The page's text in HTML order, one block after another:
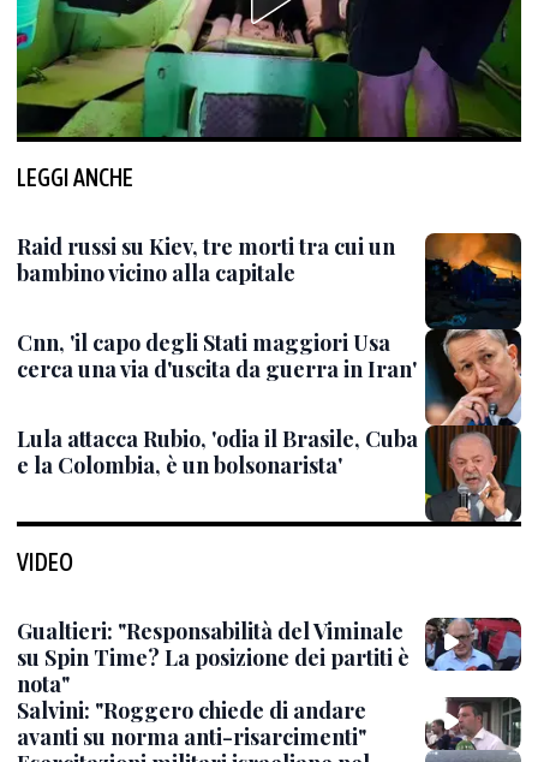
LEGGI ANCHE
Raid russi su Kiev, tre morti tra cui un
bambino vicino alla capitale
Cnn, 'il capo degli Stati maggiori Usa
cerca una via d'uscita da guerra in Iran'
Lula attacca Rubio, 'odia il Brasile, Cuba
e la Colombia, è un bolsonarista'
VIDEO
Gualtieri: "Responsabilità del Viminale
su Spin Time? La posizione dei partiti è
nota"
Salvini: "Roggero chiede di andare
avanti su norma anti-risarcimenti"